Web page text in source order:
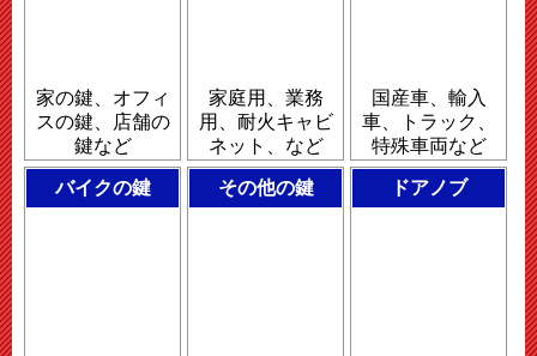
家の鍵、オフィ
スの鍵、店舗の
鍵など
家庭用、業務
用、耐火キャビ
ネット、など
国産車、輸入
車、トラック、
特殊車両など
バイクの鍵 その他の鍵 ドアノブ